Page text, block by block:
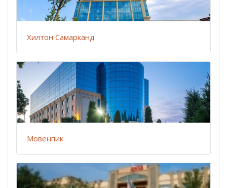
Хилтон Самарканд
Мовенпик